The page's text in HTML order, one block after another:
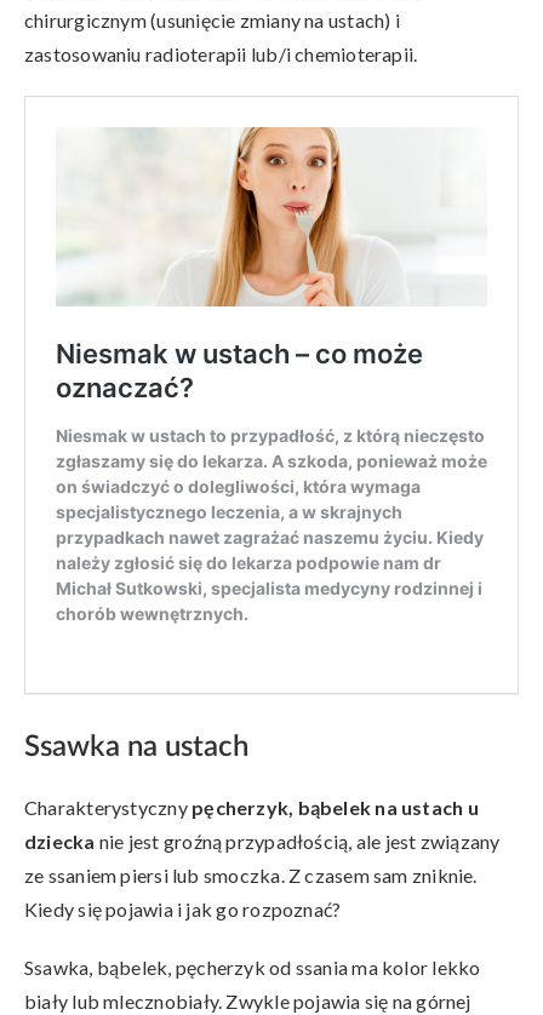
chirurgicznym (usunięcie zmiany na ustach) i
zastosowaniu radioterapii lub/i chemioterapii.
Ssawka na ustach
Charakterystyczny pęcherzyk, bąbelek na ustach u
dziecka nie jest groźną przypadłością, ale jest związany
ze ssaniem piersi lub smoczka. Z czasem sam zniknie.
Kiedy się pojawia i jak go rozpoznać?
Ssawka, bąbelek, pęcherzyk od ssania ma kolor lekko
biały lub mlecznobiały. Zwykle pojawia się na górnej